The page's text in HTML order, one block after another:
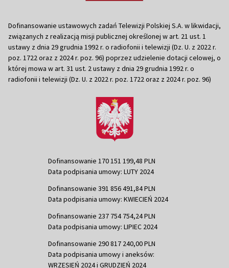
Dofinansowanie ustawowych zadań Telewizji Polskiej S.A. w likwidacji,
związanych z realizacją misji publicznej określonej w art. 21 ust. 1
ustawy z dnia 29 grudnia 1992 r. o radiofonii i telewizji (Dz. U. z 2022 r.
poz. 1722 oraz z 2024 r. poz. 96) poprzez udzielenie dotacji celowej, o
której mowa w art. 31 ust. 2 ustawy z dnia 29 grudnia 1992 r. o
radiofonii i telewizji (Dz. U. z 2022 r. poz. 1722 oraz z 2024 r. poz. 96)
Dofinansowanie 170 151 199,48 PLN
Data podpisania umowy: LUTY 2024
Dofinansowanie 391 856 491,84 PLN
Data podpisania umowy: KWIECIEŃ 2024
Dofinansowanie 237 754 754,24 PLN
Data podpisania umowy: LIPIEC 2024
Dofinansowanie 290 817 240,00 PLN
Data podpisania umowy i aneksów:
WRZESIEŃ 2024 i GRUDZIEŃ 2024